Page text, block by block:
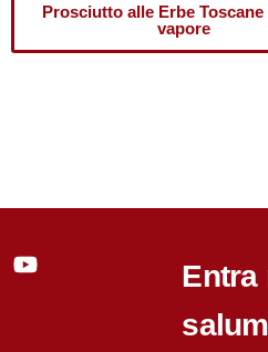
Prosciutto alle Erbe
vapore
Entra